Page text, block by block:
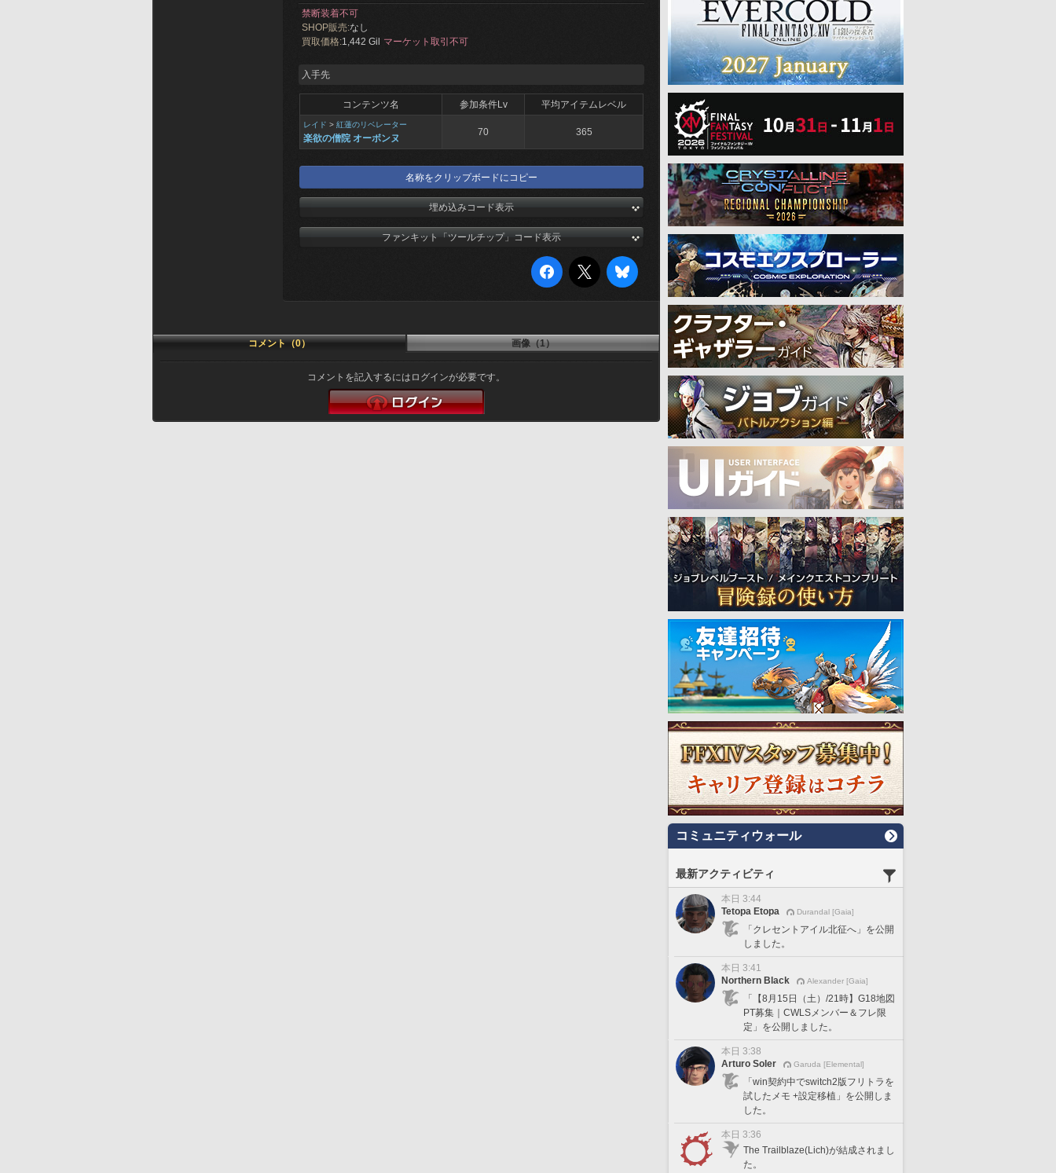
禁断装着不可
SHOP販売:なし
買取価格:1,442 Gil マーケット取引不可
入手先
コンテンツ名 参加条件Lv 平均アイテムレベル
レイド > 紅蓮のリベレーター
楽欲の僧院 オーボンヌ
70 365
名称をクリップボードにコピー
埋め込みコード表示
ファンキット「ツールチップ」コード表示
コメント（0） 画像（1）
コメントを記入するにはログインが必要です。
コミュニティウォール
最新アクティビティ
本日 3:44
Tetopa Etopa
Durandal [Gaia]
「クレセントアイル北征へ」を公開
しました。
本日 3:41
Northern Black
Alexander [Gaia]
「【8月15日（土）/21時】G18地図
PT募集｜CWLSメンバー＆フレ限
定」を公開しました。
本日 3:38
Arturo Soler
Garuda [Elemental]
「win契約中でswitch2版フリトラを
試したメモ +設定移植」を公開しま
した。
本日 3:36
The Trailblaze(Lich)が結成されまし
た。